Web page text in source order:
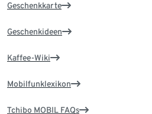
Geschenkkarte
Geschenkideen
Kaffee-Wiki
Mobilfunklexikon
Tchibo MOBIL FAQs